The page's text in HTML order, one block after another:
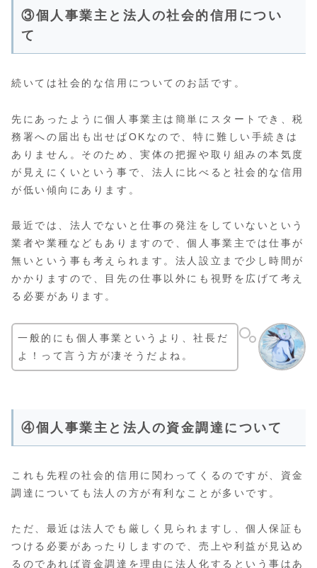
③個人事業主と法人の社会的信用につい
て
続いては社会的な信用についてのお話です。
先にあったように個人事業主は簡単にスタートでき、税
務署への届出も出せばOKなので、特に難しい手続きは
ありません。そのため、実体の把握や取り組みの本気度
が見えにくいという事で、法人に比べると社会的な信用
が低い傾向にあります。
最近では、法人でないと仕事の発注をしていないという
業者や業種などもありますので、個人事業主では仕事が
無いという事も考えられます。法人設立まで少し時間が
かかりますので、目先の仕事以外にも視野を広げて考え
る必要があります。
一般的にも個人事業というより、社長だ
よ！って言う方が凄そうだよね。
④個人事業主と法人の資金調達について
これも先程の社会的信用に関わってくるのですが、資金
調達についても法人の方が有利なことが多いです。
ただ、最近は法人でも厳しく見られますし、個人保証も
つける必要があったりしますので、売上や利益が見込め
るのであれば資金調達を理由に法人化するという事はあ